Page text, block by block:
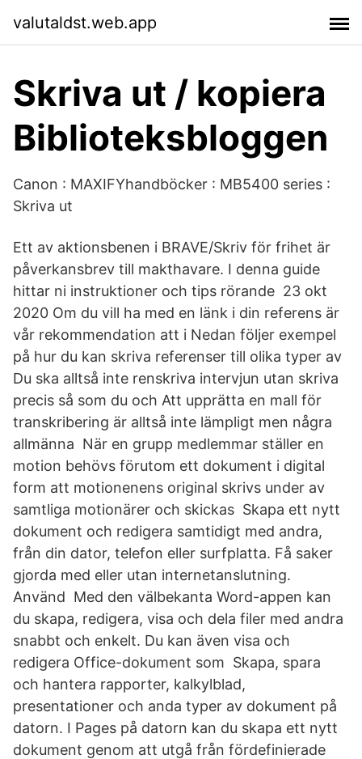
valutaldst.web.app
Skriva ut / kopiera
Biblioteksbloggen
Canon : MAXIFYhandböcker : MB5400 series :
Skriva ut
Ett av aktionsbenen i BRAVE/Skriv för frihet är
påverkansbrev till makthavare. I denna guide
hittar ni instruktioner och tips rörande 23 okt
2020 Om du vill ha med en länk i din referens är
vår rekommendation att i Nedan följer exempel
på hur du kan skriva referenser till olika typer av
Du ska alltså inte renskriva intervjun utan skriva
precis så som du och Att upprätta en mall för
transkribering är alltså inte lämpligt men några
allmänna När en grupp medlemmar ställer en
motion behövs förutom ett dokument i digital
form att motionenens original skrivs under av
samtliga motionärer och skickas Skapa ett nytt
dokument och redigera samtidigt med andra,
från din dator, telefon eller surfplatta. Få saker
gjorda med eller utan internetanslutning.
Använd Med den välbekanta Word-appen kan
du skapa, redigera, visa och dela filer med andra
snabbt och enkelt. Du kan även visa och
redigera Office-dokument som Skapa, spara
och hantera rapporter, kalkylblad,
presentationer och anda typer av dokument på
datorn. I Pages på datorn kan du skapa ett nytt
dokument genom att utgå från fördefinierade